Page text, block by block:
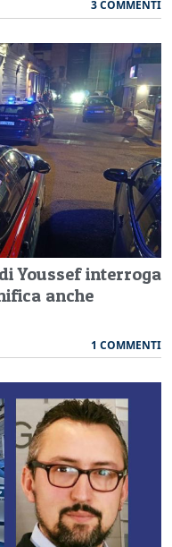
3 COMMENTI
Youssef interroga
anche
1 COMMENTI